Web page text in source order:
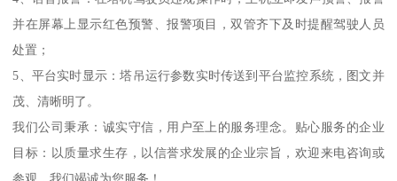
并在屏幕上显示红色预警、报警项目，双管齐下及时提醒驾驶人员
处置；
5、平台实时显示：塔吊运行参数实时传送到平台监控系统，图文并
茂、清晰明了。
我们公司秉承：诚实守信，用户至上的服务理念。贴心服务的企业
目标：以质量求生存，以信誉求发展的企业宗旨，欢迎来电咨询或
参观，我们竭诚为您服务！